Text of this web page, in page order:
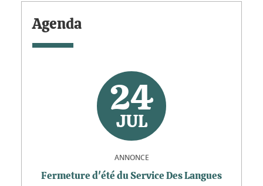
Agenda
24
JUL
ANNONCE
Fermeture d'été du Service Des Langues